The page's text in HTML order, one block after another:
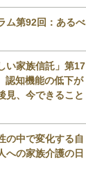
ム第92回：あるべ
い家族信託」第17
知機能の低下が
見、今できること
の中で変化する自
への家族介護の日